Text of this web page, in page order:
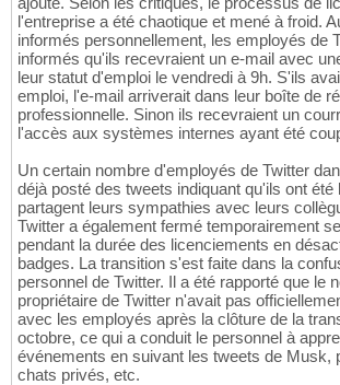
l'entreprise a été chaotique et mené à froid.
informés personnellement, les employés de
informés qu'ils recevraient un e-mail avec
leur statut d'emploi le vendredi à 9h. S'ils
emploi, l'e-mail arriverait dans leur boîte de
professionnelle. Sinon ils recevraient un
l'accès aux systèmes internes ayant été
Un certain nombre d'employés de Twitter
déjà posté des tweets indiquant qu'ils ont été
partagent leurs sympathies avec leurs
Twitter a également fermé temporairement
pendant la durée des licenciements en
badges. La transition s'est faite dans la
personnel de Twitter. Il a été rapporté que le
propriétaire de Twitter n'avait pas
avec les employés après la clôture de la
octobre, ce qui a conduit le personnel à
événements en suivant les tweets de Musk,
chats privés, etc.